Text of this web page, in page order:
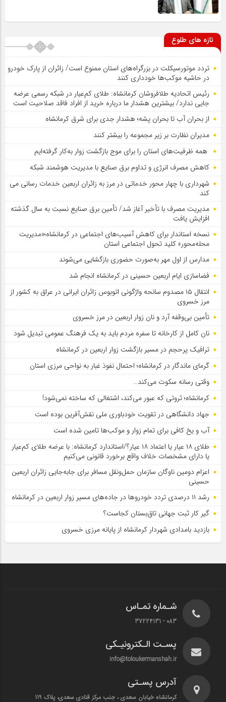
تازه های طلوع
تردد موتورسیکلت در بزرگراه‌های استان ممنوع است/ زائران از پارک خودرو
در حاشیه موکب‌ها خودداری کنند
رئیس اتحادیه طلافروشان کرمانشاه: طلای کم‌عیار در شبکه رسمی عرضه
جایی ندارد/ بیشترین هشدار ما درباره خرید از افراد فاقد صلاحیت است
از بحران آب تا بحران پشه؛ هشدار جدی برای شرق کرمانشاه
مدیران نظارت بر زیر مجموعه را بیشتر کنند
همه ظرفیت‌های استان را برای موج بازگشت زوار به‌کار گرفته‌ایم
کاهش مصرف انرژی و تداوم برق صنایع با مدیریت هوشمند شبکه
شهرداری با چهار محور خدماتی در مرز به زائران اربعین خدمات رسانی می
کند
مدیریت مصرف با تأخیر آغاز شد/ تأمین برق صنایع نسبت به سال گذشته
افزایش یافت
نسخه استاندار برای کاهش آسیب‌های اجتماعی در کرمانشاه؛«مدیریت
محله‌محور» کلید تحول اجتماعی استان
مدارس از اول مهر به‌صورت حضوری بازگشایی می‌شوند
فضاسازی ایام اربعین حسینی در کرمانشاه انجام شد
انتقال ۱۵ مصدوم سانحه واژگونی اتوبوس زائران ایرانی در عراق به کشور از
مرز خسروی
تأمین بی‌وقفه آرد و نان زوار اربعین در مرز خسروی
نان کامل از کارخانه تا سفره مردم باید به یک فرهنگ عمومی تبدیل شود
ترافیک پرحجم در مسیر بازگشت زوار اربعین در کرمانشاه
گرمای ماندگار در کرمانشاه؛ احتمال نفوذ غبار به نواحی مرزی استان
وقتی رسانه سکوت می‌کند…
کرمانشاه؛ ثروتی که عبور می‌کند، اشتغالی که ساخته نمی‌شود!
جهاد دانشگاهی در تقویت خودباوری ملی نقش‌آفرین بوده است
آب و یخ کافی برای تمام زوار و موکب‌ها تامین شده است
طلای ۱۸ عیار یا اعتماد ۱۸ عیار؟/استاندارد کرمانشاه: با عرضه طلای کم‌عیار
یا دارای مشخصات خلاف واقع برخورد قانونی می‌کنیم
اعزام دومین ناوگان سازمان حمل‌ونقل مسافر برای جابه‌جایی زائران اربعین
حسینی
رشد ۱۱ درصدی تردد خودروها در جاده‌های مسیر زوار اربعین در کرمانشاه
گیر کار ثبت جهانی تاق‌بستان کجاست؟
بازدید بامدادی شهردار کرمانشاه از پایانه مرزی خسروی
شـماره تمـاس
083 - 37224131
پسـت الـکترونیـکی
info@toloukermanshah.ir
آدرس پسـتی
کرمانشاه خیابان سعدی ، جنب مرکز قنادی سعدی، پلاک 119